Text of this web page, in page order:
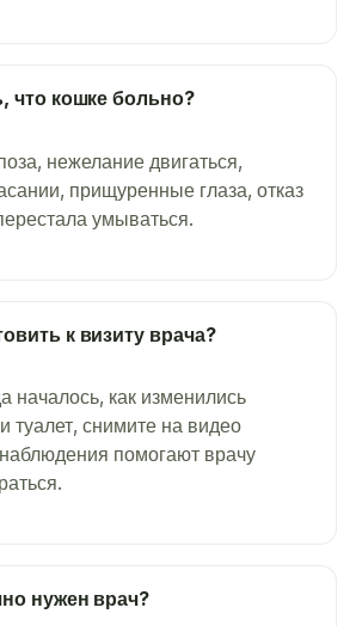
что кошке больно?
нежелание двигаться,
прищуренные глаза, отказ
умываться.
к визиту врача?
началось, как изменились
туалет, снимите на видео
помогают врачу
нужен врач?